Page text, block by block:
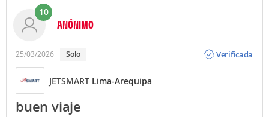
10
ANÓNIMO
25/03/2026 solo
Verificada
JETSMART Lima-Arequipa
buen viaje